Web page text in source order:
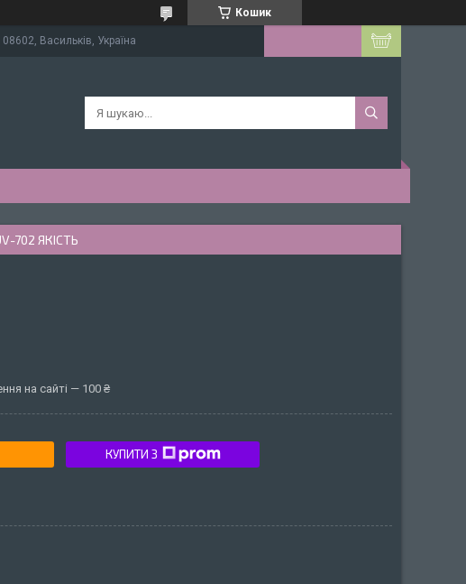
Кошик
Васильків, Україна
702 ЯКІСТЬ
на сайті — 100 ₴
КУПИТИ З